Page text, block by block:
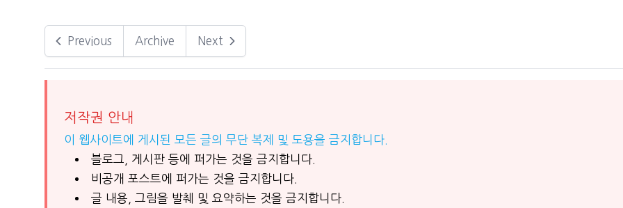
Previous Archive Next
저작권 안내
이 웹사이트에 게시된 모든 글의 무단 복제 및 도용을 금지합니다.
블로그, 게시판 등에 퍼가는 것을 금지합니다.
비공개 포스트에 퍼가는 것을 금지합니다.
글 내용, 그림을 발췌 및 요약하는 것을 금지합니다.